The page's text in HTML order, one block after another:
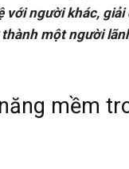
với người khác,
một người
mềm